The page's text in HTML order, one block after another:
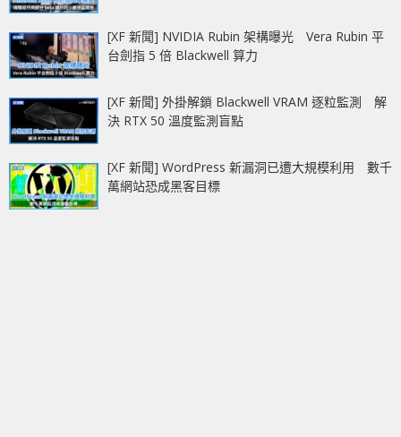
[XF 新聞] NVIDIA Rubin 架構曝光 Vera Rubin 平
台劍指 5 倍 Blackwell 算力
[XF 新聞] 外掛解鎖 Blackwell VRAM 逐粒監測 解
決 RTX 50 溫度監測盲點
[XF 新聞] WordPress 新漏洞已遭大規模利用 數千
萬網站恐成黑客目標